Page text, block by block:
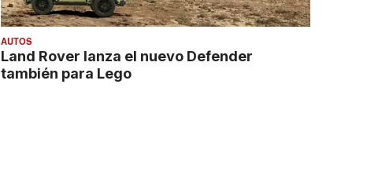
AUTOS
Land Rover lanza el nuevo Defender
también para Lego